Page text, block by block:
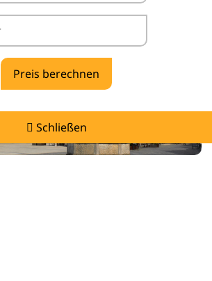
Schließen
Groß Döbbern -
günstig tanken